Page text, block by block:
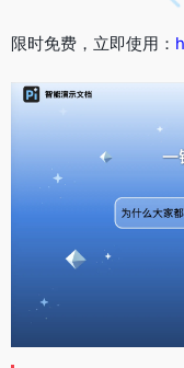
限时免费，立即使用：